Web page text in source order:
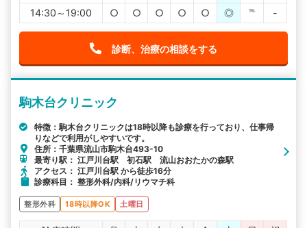
14:30～19:00
○ ○ ○ ○ ○ ◎ ℡ -
診断、治療の相談をする
駒木台クリニック
特徴：駒木台クリニックは18時以降も診療を行っており、仕事帰
りなどで利用がしやすいです。
住所：千葉県流山市駒木台493-10
最寄り駅： 江戸川台駅 初石駅 流山おおたかの森駅
アクセス： 江戸川台駅 から徒歩16分
診療科目： 整形外科/内科/リウマチ科
整形外科 18時以降OK 土曜日